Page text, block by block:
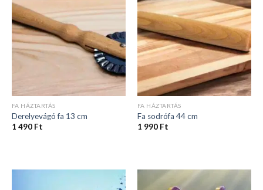
FA HÁZTARTÁS
Derelyevágó fa 13 cm
1 490 Ft
FA HÁZTARTÁS
Fa sodrófa 44 cm
1 990 Ft